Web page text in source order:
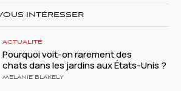
INTÉRESSER
ACTUALITÉ
Pourquoi voit-on rarement des
chats dans les jardins aux États-Unis ?
MELANIE BLAKELY